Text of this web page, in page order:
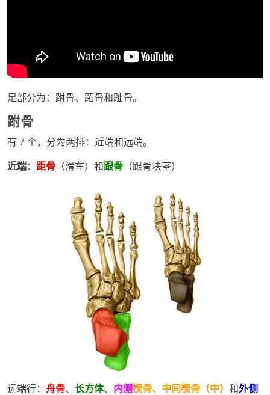
足部分为：跗骨、跖骨和趾骨。
跗骨
有 7 个，分为两排：近端和远端。
近端： 距骨 （滑车）和跟骨 （跟骨块茎）
远端行： 舟骨、 长方体、 内侧楔骨、中间楔骨（中） 和外侧